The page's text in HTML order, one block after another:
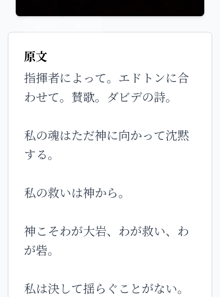
原文
指揮者によって。エドトンに合
わせて。賛歌。ダビデの詩。
私の魂はただ神に向かって沈黙
する。
私の救いは神から。
神こそわが大岩、わが救い、わ
が砦。
私は決して揺らぐことがない。